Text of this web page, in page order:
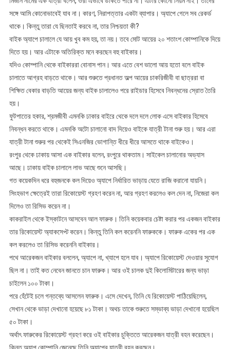
সঙ্গে আমি কোনোভাবেই যাব না। কারণ, নিরাপত্তার একটা ব্যাপার। অ্যাপে গেলে সব রেকর্ড
থাকে। কিন্তু তারা যে ছিনতাই করবে না, তার নিশ্চয়তা কী?
বাইক অ্যাপে চালালে যে আয় খুব কম হয়, তা নয়। তবে মোট আয়ের ২০ শতাংশ কোম্পানিকে দিয়ে
দিতে হয়। আর এটাকে অতিরিক্ত মনে করছেন বহু বাইকার।
যদিও কোম্পানি থেকে বাইকাররা বোনাস পান। আর এতে বেশ ভালো আয় হতো বলে বাইক
চালাতে আগ্রহ বাড়তে থাকে। আর শুরুতে প্রধানত অল্প আয়ের চাকরিজীবী বা ছাত্ররা বা
শিক্ষিত বেকার বাড়তি আয়ের জন্য বাইক চালালেও পরে রাইডার হিসেবে নিবন্ধনের স্রোত তৈরি
হয়।
ফুটপাতের হকার, শ্রমজীবী এমনকি ঢাকার বাইরে থেকে দলে দলে লোক এসে বাইকার হিসেবে
নিবন্ধন করতে থাকে। এমনকি অটো চালানো বাদ দিয়েও বাইকে যাত্রী টানা শুরু হয়। আর এরা
যাত্রী টানা শুরুর পর থেকেই সিএনজির ভোগান্তি ধীরে ধীরে আসতে থাকে বাইকেও।
রংপুর থেকে ঢাকায় আসা এক বাইকার বলেন, রংপুরে থাকতাম। সাইকেল চালানোর অভ্যাস
আছে। ঢাকায় বাইক চালালে লাভ আছে শুনে আসছি।
গত কয়েকদিন ধরে বহুজনকে কল দিয়েও অ্যাপে নির্ধারিত ভাড়ায় যেতে রাজি করানো যায়নি।
সিংহভাগ ক্ষেত্রেই তারা রিকোয়েস্ট গ্রহণ করেন না, আর গ্রহণ করলেও কল দেন না, নিজেরা কল
দিলেও তা রিসিভ করেন না।
কাকরাইল থেকে ইস্কাটনে আসবেন আল ফারুক। তিনি কয়েকবার চেষ্টা করার পর একজন বাইকার
তার রিকোয়েস্ট অ্যাকসেপ্ট করেন। কিন্তু তিনি কল করেননি ফারুককে। ফারুক একের পর এক
কল করলেও তা রিসিভ করেননি বাইকার।
পথে আরেকজন বাইকার বললেন, অ্যাপে না, খ্যাপে হলে যাব। অ্যাপে রিকোয়েস্ট দেওয়ার সুযোগ
ছিল না। তাই কত নেবেন জানতে চান ফারুক। আর ওই চালক দুই কিলোমিটারের জন্য ভাড়া
চাইলেন ১০০ টাকা।
পরে হেঁটেই চলে গন্তব্যে আসলেন ফারুক। এসে দেখেন, তিনি যে রিকোয়েস্ট পাঠিয়েছিলেন,
সেখান থেকে ভাড়া দেখানো হয়েছে ৮১ টাকা। অথচ তাকে শুরুতে সম্ভাব্য ভাড়া দেখানো হয়েছিল
৫০ টাকা।
অর্থাৎ ফারুকের রিকোয়েস্ট গ্রহণ করে ওই বাইকার চুক্তিতে আরেকজন যাত্রী বহন করেছেন।